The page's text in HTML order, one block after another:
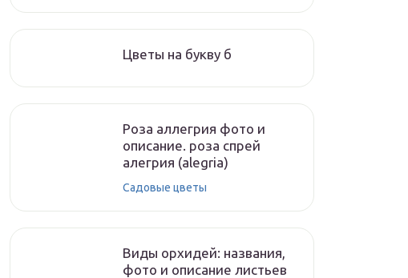
Цветы на букву б
Роза аллегрия фото и
описание. роза спрей
алегрия (alegria)
Садовые цветы
Виды орхидей: названия,
фото и описание листьев